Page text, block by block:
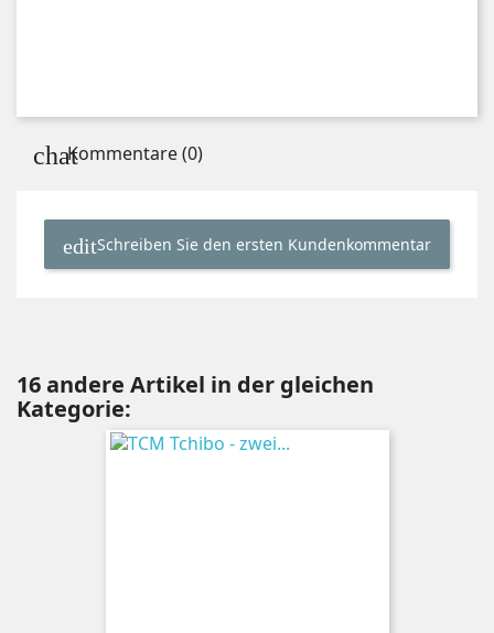
Kommentare (0)
Schreiben Sie den ersten Kundenkommentar
16 andere Artikel in der gleichen
Kategorie: